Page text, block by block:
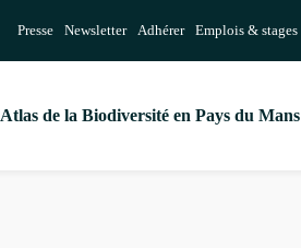
Presse Newsletter Adhérer Emplois & stages
Atlas de la Biodiversité en Pays du Mans